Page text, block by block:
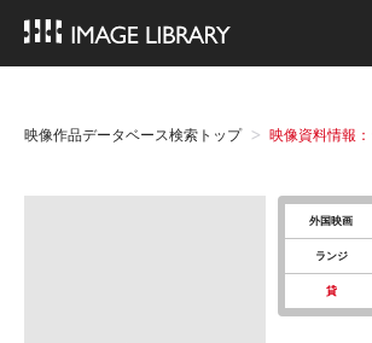
映像作品データベース検索トップ 映像資料情報
外国映画
ランジ
貸